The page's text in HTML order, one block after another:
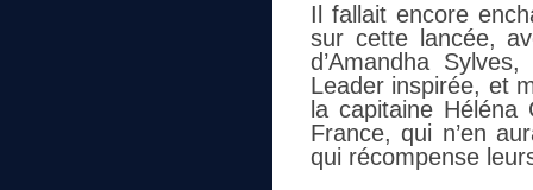
Il fallait encore
sur cette lancée,
d’Amandha
Leader inspirée, et
la capitaine
France, qui n’en
qui récompense